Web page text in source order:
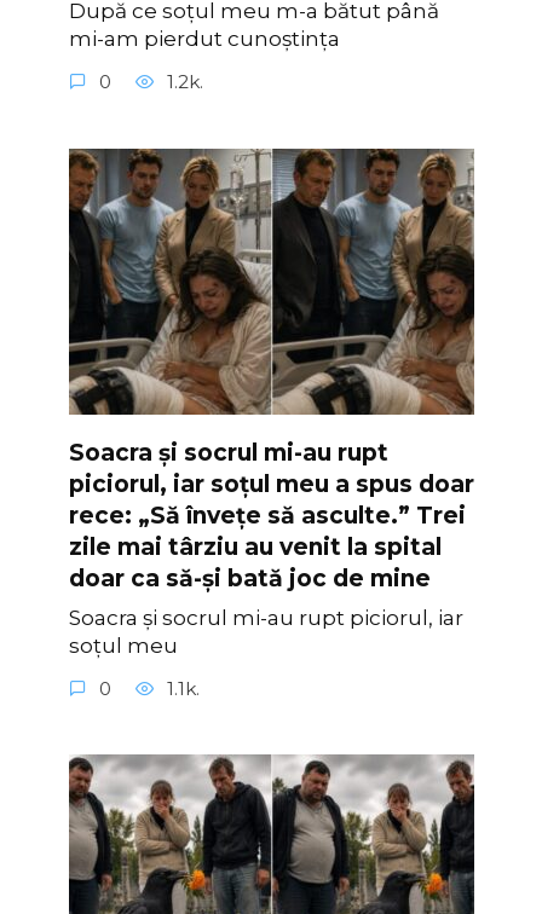
După ce soțul meu m-a bătut până
mi-am pierdut cunoștința
0 1.2k.
Soacra și socrul mi-au rupt
piciorul, iar soțul meu a spus doar
rece: „Să învețe să asculte.” Trei
zile mai târziu au venit la spital
doar ca să-și bată joc de mine
Soacra și socrul mi-au rupt piciorul, iar
soțul meu
0 1.1k.